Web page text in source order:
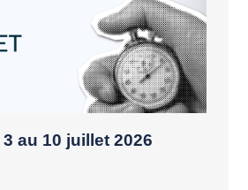
au 10 juillet 2026